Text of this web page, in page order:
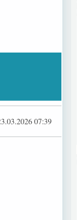
07:39